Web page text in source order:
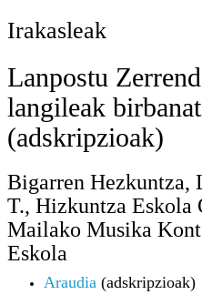
Irakasleak
Lanpostu
langileak
(adskripzioak)
Bigarren Hezkuntza,
T., Hizkuntza
Mailako Musika
Eskola
Araudia (adskripzioak)